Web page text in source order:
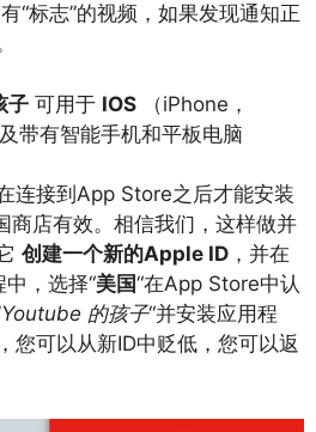
“标志”的视频，如果发现通知正
子 可用于 IOS （iPhone，
带有智能手机和平板电脑
连接到App Store之后才能安装
商店有效。相信我们，这样做并
创建一个新的Apple ID ，并在
，选择“美国“在App Store中认
Youtube 的孩子“并安装应用程
您可以从新ID中贬低，您可以返